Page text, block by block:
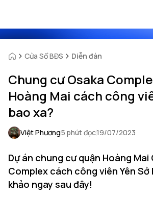
Cửa Sổ BĐS Diễn đàn
Chung cư Osaka
Hoàng Mai cách công
bao xa?
Việt Phương5 phút đọc19/07/2023
Dự án chung cư quận Hoàng Mai
Complex cách công viên Yên Sở
khảo ngay sau đây!